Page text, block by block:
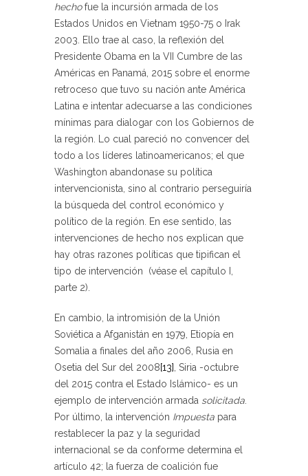
hechofue la incursión armada de los
Estados Unidos en Vietnam 1950-75 o Irak
2003. Ello trae al caso, la reflexión del
Presidente Obama en la VII Cumbre de las
Américas en Panamá, 2015 sobre el enorme
retroceso que tuvo su nación ante América
Latina e intentar adecuarse a las condiciones
mínimas para dialogar con los Gobiernos de
la región. Lo cual pareció no convencer del
todo a los líderes latinoamericanos; el que
Washington abandonase su política
intervencionista, sino al contrario perseguiría
la búsqueda del control económico y
político de la región. En ese sentido, las
intervenciones de hecho nos explican que
hay otras razones políticas que tipifican el
tipo de intervención (véase el capítulo I,
parte 2).
En cambio, la intromisión de la Unión
Soviética a Afganistán en 1979, Etiopía en
Somalia a finales del año 2006, Rusia en
Osetia del Sur del 2008[13] , Siria -octubre
del 2015 contra el Estado Islámico- es un
ejemplo de intervención armada solicitada
Por último, la intervención Impuesta para
restablecer la paz y la seguridad
internacional se da conforme determina el
artículo 42; la fuerza de coalición fue